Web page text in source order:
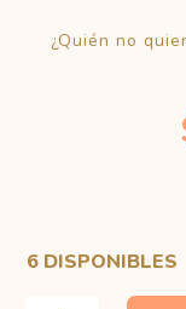
¿Quién no
6 DISPONIBLES